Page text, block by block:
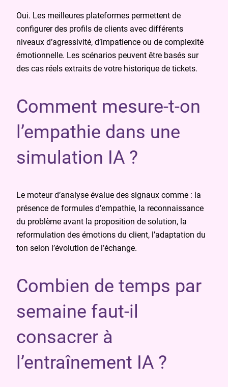
Oui. Les meilleures plateformes permettent de
configurer des profils de clients avec différents
niveaux d’agressivité, d’impatience ou de complexité
émotionnelle. Les scénarios peuvent être basés sur
des cas réels extraits de votre historique de tickets.
Comment mesure-t-on
l’empathie dans une
simulation IA ?
Le moteur d’analyse évalue des signaux comme : la
présence de formules d’empathie, la reconnaissance
du problème avant la proposition de solution, la
reformulation des émotions du client, l’adaptation du
ton selon l’évolution de l’échange.
Combien de temps par
semaine faut-il
consacrer à
l’entraînement IA ?